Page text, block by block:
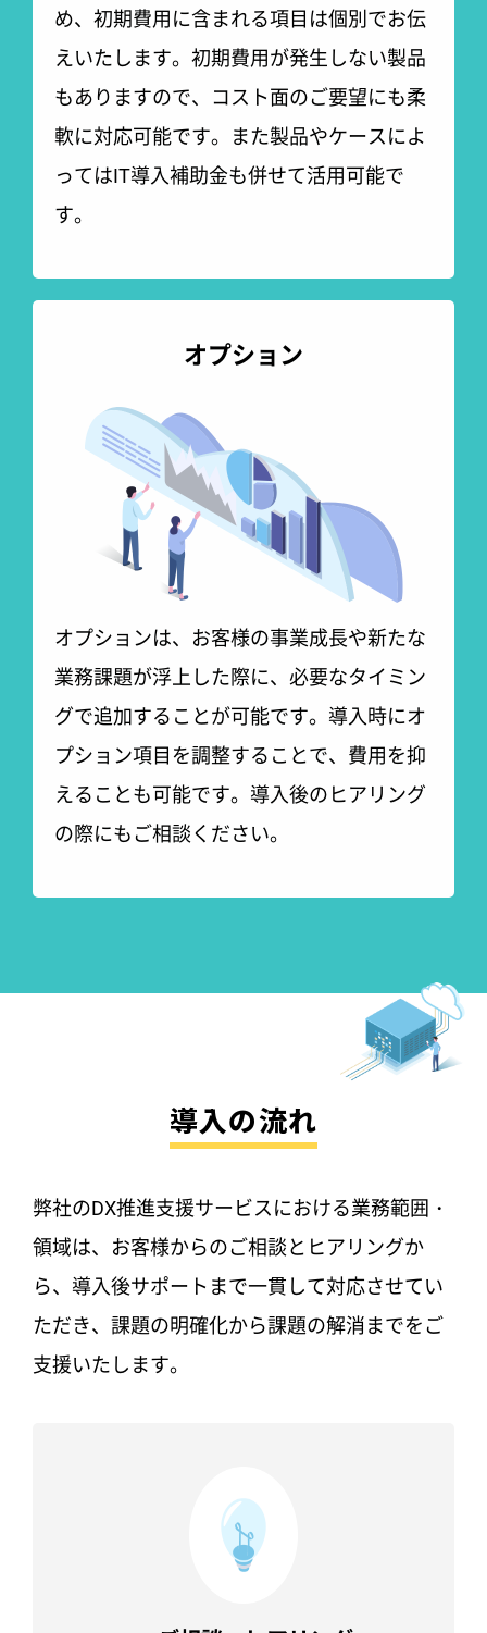
め、初期費用に含まれる項目は個別でお伝
えいたします。初期費用が発生しない製品
もありますので、コスト面のご要望にも柔
軟に対応可能です。また製品やケースによ
ってはIT導入補助金も併せて活用可能で
す。
オプション
オプションは、お客様の事業成長や新たな
業務課題が浮上した際に、必要なタイミン
グで追加することが可能です。導入時にオ
プション項目を調整することで、費用を抑
えることも可能です。導入後のヒアリング
の際にもご相談ください。
導入の流れ
弊社のDX推進支援サービスにおける業務範囲・
領域は、 お客様からのご相談とヒアリングか
ら、導入後サポートまで一貫して対応させてい
ただき、 課題の明確化から課題の解消までをご
支援いたします。